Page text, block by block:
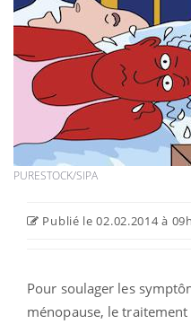
PURESTOCK/SIPA
Publié le 02.02.2014 à
Pour soulager les
ménopause, le